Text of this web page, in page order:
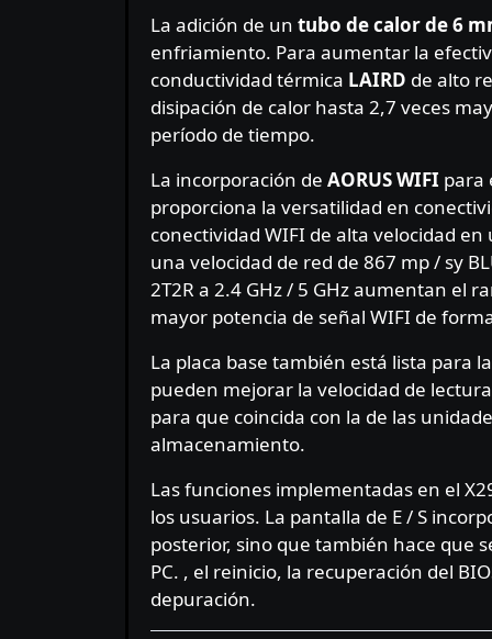
La adición de un tubo de calor de 6
enfriamiento. Para aumentar la
conductividad térmica LAIRD de alto
disipación de calor hasta 2,7 veces
período de tiempo.
La incorporación de AORUS WIFI para
proporciona la versatilidad en
conectividad WIFI de alta velocidad
una velocidad de red de 867 mp / sy
2T2R a 2.4 GHz / 5 GHz aumentan el
mayor potencia de señal WIFI de
La placa base también está lista para
pueden mejorar la velocidad de
para que coincida con la de las
almacenamiento.
Las funciones implementadas en el
los usuarios. La pantalla de E / S
posterior, sino que también hace que
PC. , el reinicio, la recuperación del
depuración.